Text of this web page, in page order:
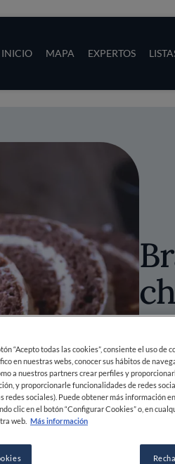
INICIO MAPA EXPERTOS
POR
“Acepto todas las cookies”, consiente el uso
en nuestras webs, conocer sus hábitos de
a nuestros partners crear perfiles y
y proporcionarle funcionalidades de redes
redes sociales). Puede obtener más información
clic en el botón “Configurar Cookies” o, en
web. Más información